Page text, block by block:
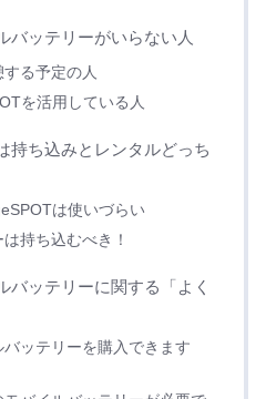
バッテリーがいらない人
る予定の人
を活用している人
持ち込みとレンタルどっち
は使いづらい
持ち込むべき！
バッテリーに関する「よく
ッテリーを購入できます